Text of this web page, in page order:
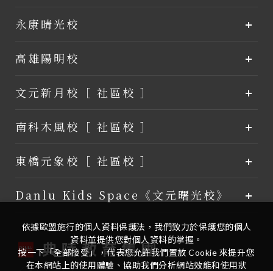
永康晴光校
高雄陽明校
文元新月校［ 社區校 ］
南科木風校［ 社區校 ］
東橋元象校［ 社區校 ］
Danlu Kids Space《文元曙光校》
依據歐盟施行的個人資料保護法，我們致力於保護您的個人
資料並提供您對個人資料的掌握。
按一下「全部接受」，代表您允許我們置放 Cookie 來提升您
在本網站上的使用體驗、協助我們分析網站效能和使用狀